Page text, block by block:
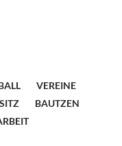
VEREINE
BAUTZEN